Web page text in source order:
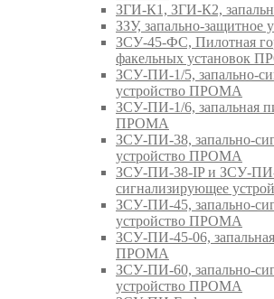
ЗГИ-К1, ЗГИ-К2,
ЗЗУ, запально-
ЗСУ-45-ФС, Пилотная
факельных установок
ЗСУ-ПИ-1/5, запально-
устройство ПРОМА
ЗСУ-ПИ-1/6, запальная
ПРОМА
ЗСУ-ПИ-38, запально-
устройство ПРОМА
ЗСУ-ПИ-38-IP и ЗСУ-ПИ-
сигнализирующее
ЗСУ-ПИ-45, запально-
устройство ПРОМА
ЗСУ-ПИ-45-06,
ПРОМА
ЗСУ-ПИ-60, запально-
устройство ПРОМА